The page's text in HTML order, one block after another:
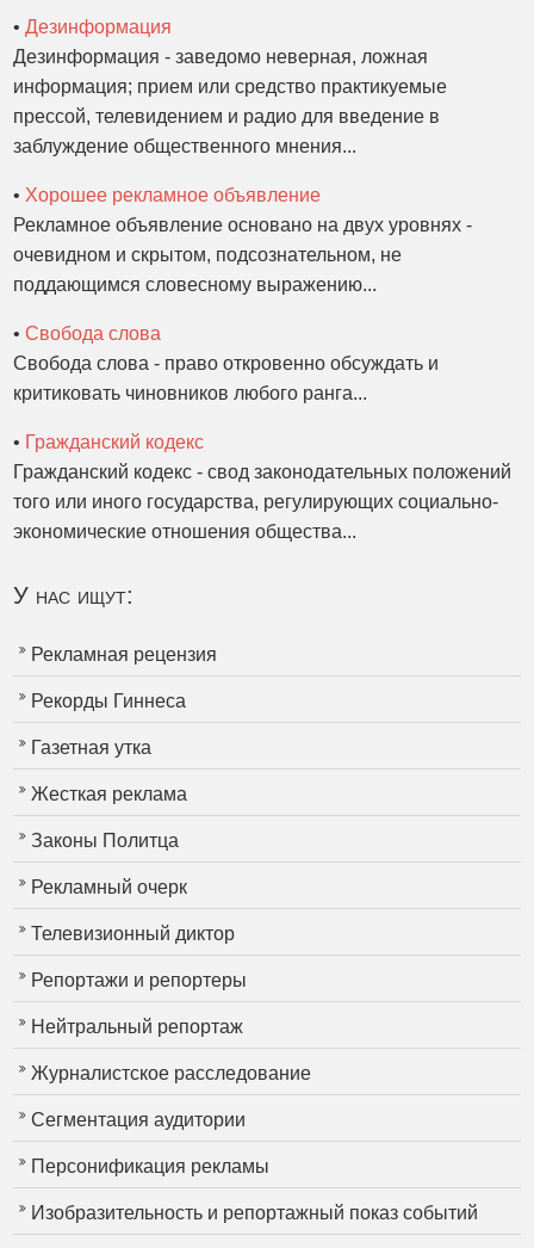
•Дезинформация
Дезинформация - заведомо неверная, ложная
информация; прием или средство практикуемые
прессой, телевидением и радио для введение в
заблуждение общественного мнения...
• Хорошее рекламное объявление
Рекламное объявление основано на двух уровнях -
очевидном и скрытом, подсознательном, не
поддающимся словесному выражению...
•Свобода слова
Свобода слова - право откровенно обсуждать и
критиковать чиновников любого ранга...
• Гражданский кодекс
Гражданский кодекс - свод законодательных положений
того или иного государства, регулирующих социально-
экономические отношения общества...
У нас ищут:
Рекламная рецензия
Рекорды Гиннеса
Газетная утка
Жесткая реклама
Законы Политца
Рекламный очерк
Телевизионный диктор
Репортажи и репортеры
Нейтральный репортаж
Журналистское расследование
Сегментация аудитории
Персонификация рекламы
Изобразительность и репортажный показ событий